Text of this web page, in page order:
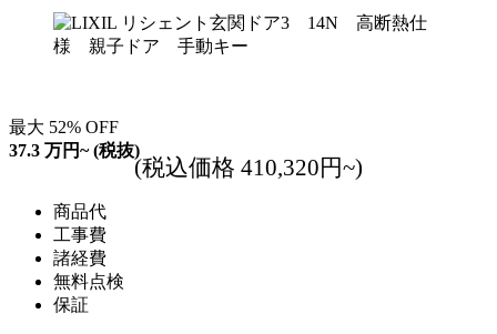
最大 52% OFF
37.3 万円~(税抜)
(税込価格 410,320円~)
商品代
工事費
諸経費
無料点検
保証